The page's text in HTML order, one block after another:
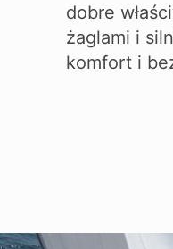
dobre
żaglami i
komfort i